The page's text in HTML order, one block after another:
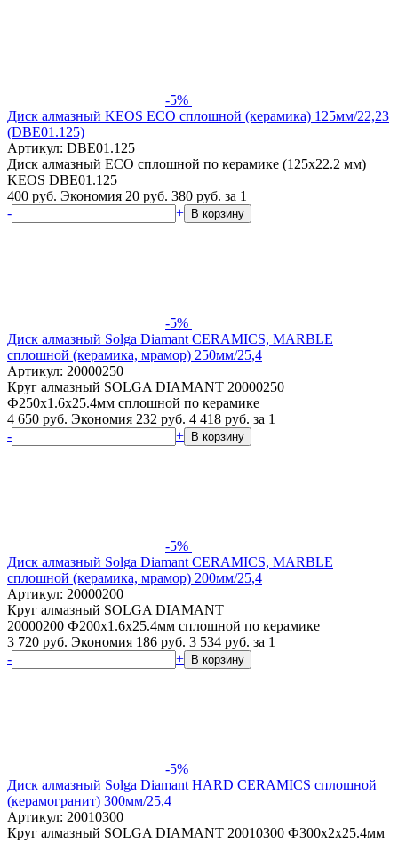
-5%
Диск алмазный KEOS ECO сплошной (керамика) 125мм/22,23
(DBЕ01.125)
Артикул: DBЕ01.125
Диск алмазный ECO сплошной по керамике (125х22.2 мм)
KEOS DBE01.125
400 руб. Экономия 20 руб. 380 руб. за 1
-
+ В корзину
-5%
Диск алмазный Solga Diamant CERAMICS, MARBLE
сплошной (керамика, мрамор) 250мм/25,4
Артикул: 20000250
Круг алмазный SOLGA DIAMANT 20000250
Ф250х1.6х25.4мм сплошной по керамике
4 650 руб. Экономия 232 руб. 4 418 руб. за 1
-
+ В корзину
-5%
Диск алмазный Solga Diamant CERAMICS, MARBLE
сплошной (керамика, мрамор) 200мм/25,4
Артикул: 20000200
Круг алмазный SOLGA DIAMANT
20000200 Ф200х1.6х25.4мм сплошной по керамике
3 720 руб. Экономия 186 руб. 3 534 руб. за 1
-
+ В корзину
-5%
Диск алмазный Solga Diamant HARD CERAMICS сплошной
(керамогранит) 300мм/25,4
Артикул: 20010300
Круг алмазный SOLGA DIAMANT 20010300 Ф300х2х25.4мм